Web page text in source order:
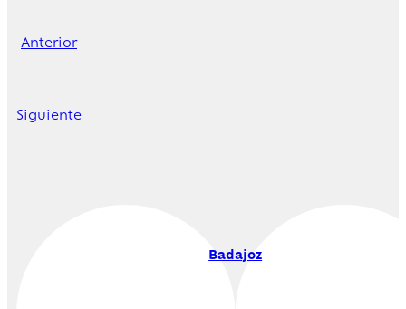
Anterior
Siguiente
Badajoz